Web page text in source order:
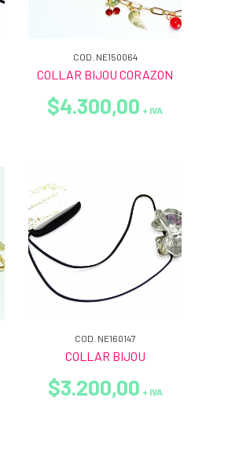
COD. NE150064
COLLAR BIJOU CORAZON
$4.300,00 + IVA
COD. NE160147
COLLAR BIJOU
$3.200,00 + IVA